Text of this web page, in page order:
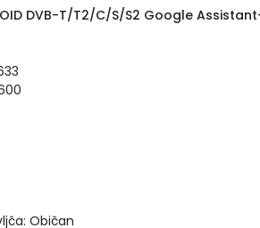
DVB-T/T2/C/S/S2 Google
Običan